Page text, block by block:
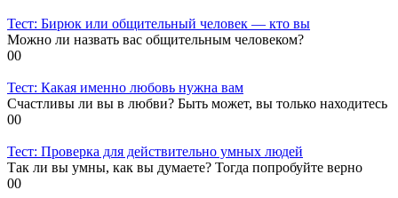
Тест: Бирюк или общительный человек — кто вы
Можно ли назвать вас общительным человеком?
00
Тест: Какая именно любовь нужна вам
Счастливы ли вы в любви? Быть может, вы только находитесь
00
Тест: Проверка для действительно умных людей
Так ли вы умны, как вы думаете? Тогда попробуйте верно
00